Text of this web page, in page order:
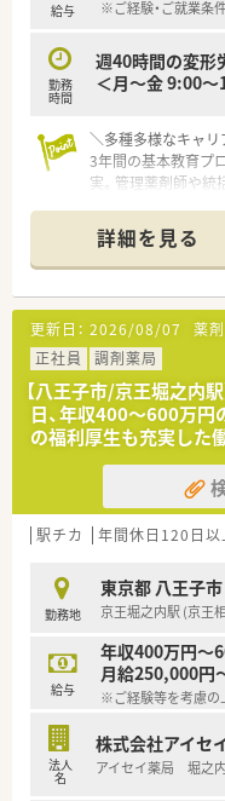
給与 ※ご経験・ご就業条
勤務
時間
週40時間の変形
＜月～金 9:00
＼多種多様なキャリ
3年間の基本教育プ
実。管理薬剤師や統
＊
【店舗情報と応需状
■最寄り駅である国
非常にアクセスが良
■周辺のクリニック
の処方箋を1日平均
■医薬品の採用品目
して多種多様な処
【募集背景と求める
■調剤経験が2年以
舗を盛り上げてい
■周囲のスタッフと
た丁寧な服薬指導
豊富で元気に動け
【こんな取り組みを
■夏季や冬季に有
しており、年間で
■母親が働きやすい
交換を行うシンデ
フタッチ制度を導入
詳細を見る
更新日： 2026/08/07 薬
正社員
調剤薬局
【八王子市/京王堀之内
日、年収400〜600万
の福利厚生も充実した
駅チカ 年間休日120日以
勤務地
東京都 八王子市
京王堀之内駅 (京王
給与
年収400万円～
月給250,000円
※ご経験等を考慮の
法人
名
株式会社アイセ
アイセイ薬局 堀之